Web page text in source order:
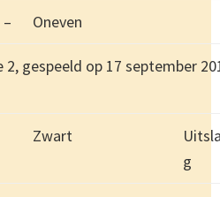
– Oneven
gespeeld op 17 september
Zwart
g